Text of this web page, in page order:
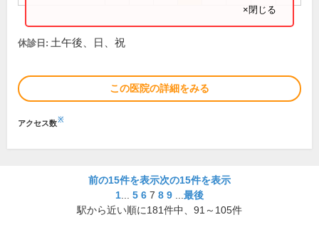
×閉じる
休診日: 土午後、日、祝
この医院の詳細をみる
アクセス数※
前の15件を表示次の15件を表示
1
5 6 7 8 9
最後
駅から近い順に181件中、 91～105件